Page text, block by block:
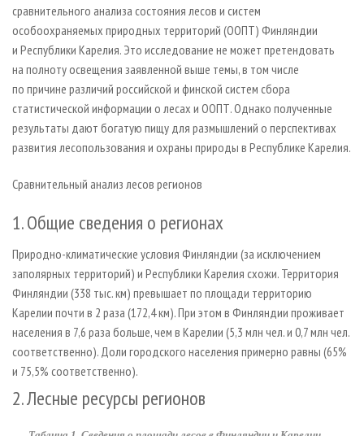
сравнительного анализа состояния лесов и систем
особоохраняемых природных территорий (ООПТ) Финляндии
и Республики Карелия. Это исследование не может претендовать
на полноту освещения заявленной выше темы, в том числе
по причине различий российской и финской систем сбора
статистической информации о лесах и ООПТ. Однако полученные
результаты дают богатую пищу для размышлений о перспективах
развития лесопользования и охраны природы в Республике Карелия.
Сравнительный анализ лесов регионов
1. Общие сведения о регионах
Природно-климатические условия Финляндии (за исключением
заполярных территорий) и Республики Карелия схожи. Территория
Финляндии (338 тыс. км) превышает по площади территорию
Карелии почти в 2 раза (172,4 км). При этом в Финляндии проживает
населения в 7,6 раза больше, чем в Карелии (5,3 млн чел. и 0,7 млн чел.
соответственно). Доли городского населения примерно равны (65%
и 75,5% соответственно).
2. Лесные ресурсы регионов